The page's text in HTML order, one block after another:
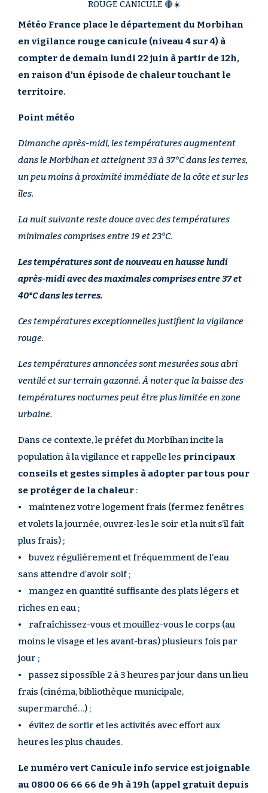
ROUGE CANICULE 🔴☀️
Météo France place le département du Morbihan
en vigilance rouge canicule (niveau 4 sur 4) à
compter de demain lundi 22 juin à partir de 12h,
en raison d’un épisode de chaleur touchant le
territoire.
Point météo
Dimanche après-midi, les températures augmentent
dans le Morbihan et atteignent 33 à 37°C dans les terres,
un peu moins à proximité immédiate de la côte et sur les
îles.
La nuit suivante reste douce avec des températures
minimales comprises entre 19 et 23°C.
Les températures sont de nouveau en hausse lundi
après-midi avec des maximales comprises entre 37 et
40°C dans les terres.
Ces températures exceptionnelles justifient la vigilance
rouge.
Les températures annoncées sont mesurées sous abri
ventilé et sur terrain gazonné. À noter que la baisse des
températures nocturnes peut être plus limitée en zone
urbaine.
Dans ce contexte, le préfet du Morbihan incite la
population à la vigilance et rappelle les principaux
conseils et gestes simples à adopter par tous pour
se protéger de la chaleur :
• maintenez votre logement frais (fermez fenêtres
et volets la journée, ouvrez-les le soir et la nuit s’il fait
plus frais) ;
• buvez régulièrement et fréquemment de l’eau
sans attendre d’avoir soif ;
• mangez en quantité suffisante des plats légers et
riches en eau ;
• rafraîchissez-vous et mouillez-vous le corps (au
moins le visage et les avant-bras) plusieurs fois par
jour ;
• passez si possible 2 à 3 heures par jour dans un lieu
frais (cinéma, bibliothèque municipale,
supermarché…) ;
• évitez de sortir et les activités avec effort aux
heures les plus chaudes.
Le numéro vert Canicule info service est joignable
au 0800 06 66 66 de 9h à 19h (appel gratuit depuis